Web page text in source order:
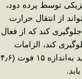
توسط پرده دود،
از انتقال حرارت
کند که از فعال
کند، الزامات
۱۵ فوت ( ۴٫۶
.